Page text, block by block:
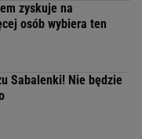
zyskuje na
osób wybiera ten
Sabalenki! Nie będzie